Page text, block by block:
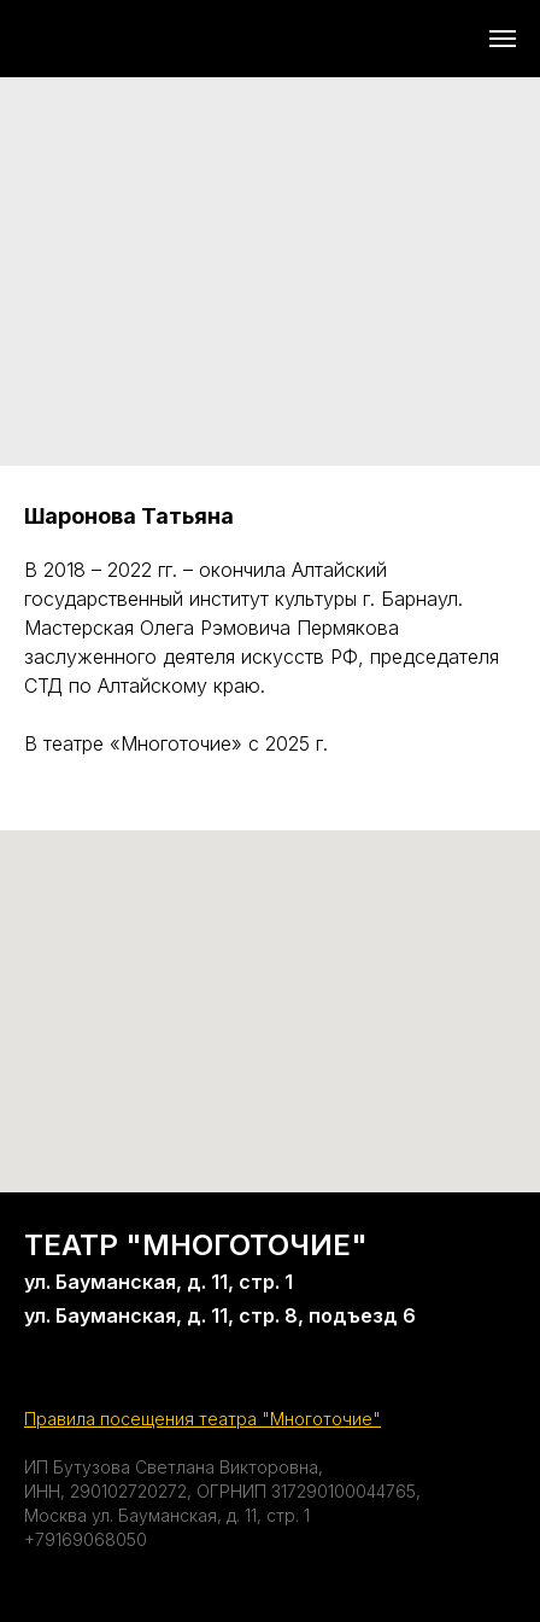
Шаронова Татьяна
В 2018 – 2022 гг. – окончила Алтайский
государственный институт культуры г. Барнаул.
Мастерская Олега Рэмовича Пермякова
заслуженного деятеля искусств РФ, председателя
СТД по Алтайскому краю.
В театре «Многоточие» с 2025 г.
ТЕАТР "МНОГОТОЧИЕ"
ул. Бауманская, д. 11, стр. 1
ул. Бауманская, д. 11, стр. 8, подъезд 6
Правила посещения театра "Многоточие"
ИП Бутузова Светлана Викторовна,
ИНН, 290102720272, ОГРНИП 317290100044765,
Москва ул. Бауманская, д. 11, стр. 1
+79169068050